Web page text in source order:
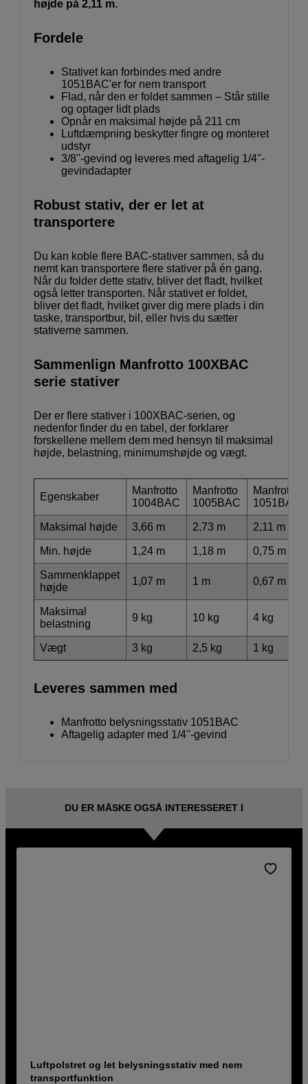
højde på 2,11 m.
Fordele
Stativet kan forbindes med andre
1051BAC'er for nem transport
Flad, når den er foldet sammen – Står stille
og optager lidt plads
Opnår en maksimal højde på 211 cm
Luftdæmpning beskytter fingre og monteret
udstyr
3/8''-gevind og leveres med aftagelig 1/4''-
gevindadapter
Robust stativ, der er let at
transportere
Du kan koble flere BAC-stativer sammen, så du
nemt kan transportere flere stativer på én gang.
Når du folder dette stativ, bliver det fladt, hvilket
også letter transporten. Når stativet er foldet,
bliver det fladt, hvilket giver dig mere plads i din
taske, transportbur, bil, eller hvis du sætter
stativerne sammen.
Sammenlign Manfrotto 100XBAC
serie stativer
Der er flere stativer i 100XBAC-serien, og
nedenfor finder du en tabel, der forklarer
forskellene mellem dem med hensyn til maksimal
højde, belastning, minimumshøjde og vægt.
Egenskaber
Manfrotto
1004BAC
Manfrotto
1005BAC
Manfrotto
1051BAC
Maksimal højde 3,66 m 2,73 m 2,11 m
Min. højde 1,24 m 1,18 m 0,75 m
Sammenklappet
højde
1,07 m 1 m 0,67 m
Maksimal
belastning
9 kg 10 kg 4 kg
Vægt 3 kg 2,5 kg 1 kg
Leveres sammen med
Manfrotto belysningsstativ 1051BAC
Aftagelig adapter med 1/4''-gevind
DU ER MÅSKE OGSÅ INTERESSERET I
Luftpolstret og let belysningsstativ med nem
transportfunktion